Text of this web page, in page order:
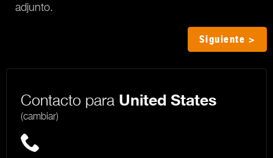
adjunto.
Siguiente >
Contacto para United States
(cambiar)